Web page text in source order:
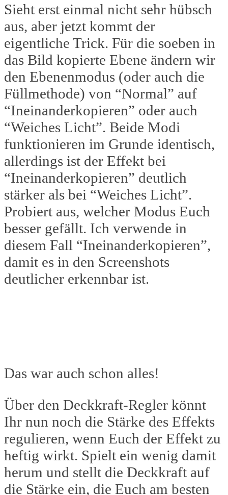
Sieht erst einmal nicht sehr hübsch
aus, aber jetzt kommt der
eigentliche Trick. Für die soeben in
das Bild kopierte Ebene ändern wir
den Ebenenmodus (oder auch die
Füllmethode) von “Normal” auf
“Ineinanderkopieren” oder auch
“Weiches Licht”. Beide Modi
funktionieren im Grunde identisch,
allerdings ist der Effekt bei
“Ineinanderkopieren” deutlich
stärker als bei “Weiches Licht”.
Probiert aus, welcher Modus Euch
besser gefällt. Ich verwende in
diesem Fall “Ineinanderkopieren”,
damit es in den Screenshots
deutlicher erkennbar ist.
Das war auch schon alles!
Über den Deckkraft-Regler könnt
Ihr nun noch die Stärke des Effekts
regulieren, wenn Euch der Effekt zu
heftig wirkt. Spielt ein wenig damit
herum und stellt die Deckkraft auf
die Stärke ein, die Euch am besten